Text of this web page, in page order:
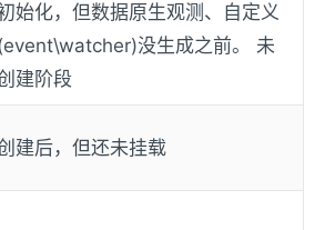
始化，但数据原生观测、自定义
没生成之前。 未
建阶段
建后，但还未挂载